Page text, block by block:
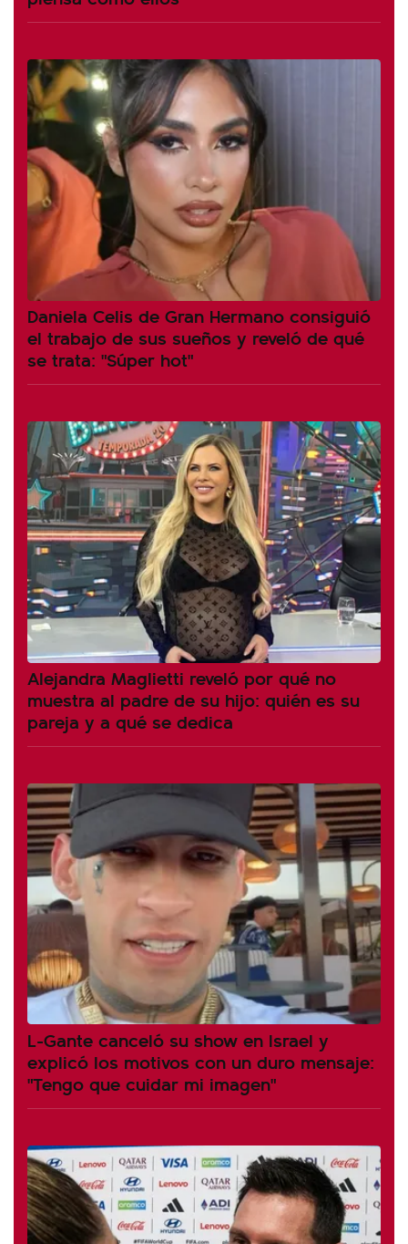
Daniela Celis de Gran Hermano consiguió
el trabajo de sus sueños y reveló de qué
se trata: "Súper hot"
Alejandra Maglietti reveló por qué no
muestra al padre de su hijo: quién es su
pareja y a qué se dedica
L-Gante canceló su show en Israel y
explicó los motivos con un duro mensaje:
"Tengo que cuidar mi imagen"